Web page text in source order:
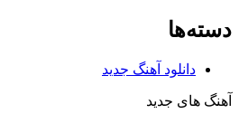
دسته‌ها
دانلود آهنگ جدید
آهنگ های جدید